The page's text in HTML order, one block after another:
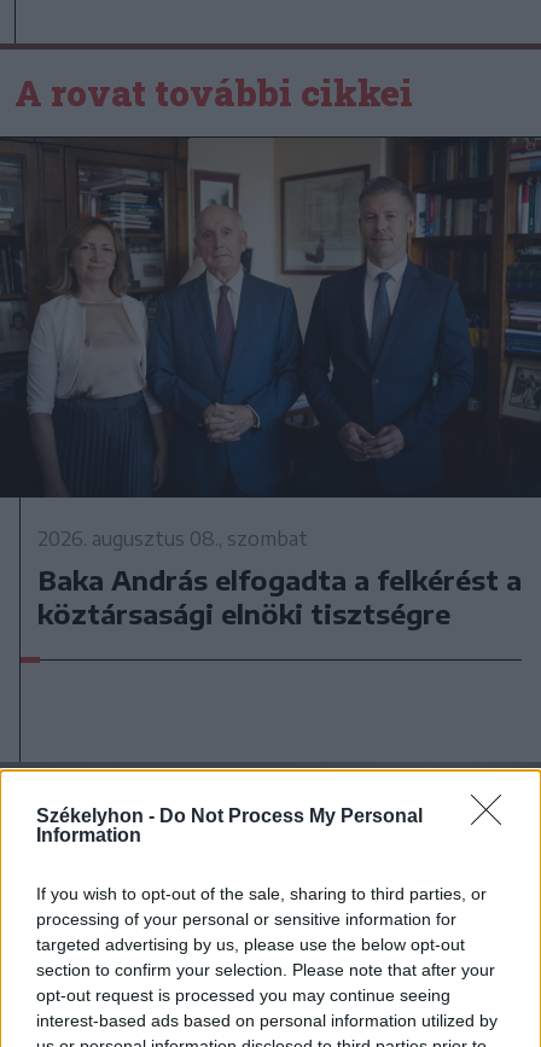
Székelyhon - Do Not Process My Personal
Information
If you wish to opt-out of the sale, sharing to third parties, or
processing of your personal or sensitive information for
targeted advertising by us, please use the below opt-out
section to confirm your selection. Please note that after your
opt-out request is processed you may continue seeing
interest-based ads based on personal information utilized by
A rovat további cikkei
2026. augusztus 08., szombat
Baka András elfogadta a felkérést a
köztársasági elnöki tisztségre